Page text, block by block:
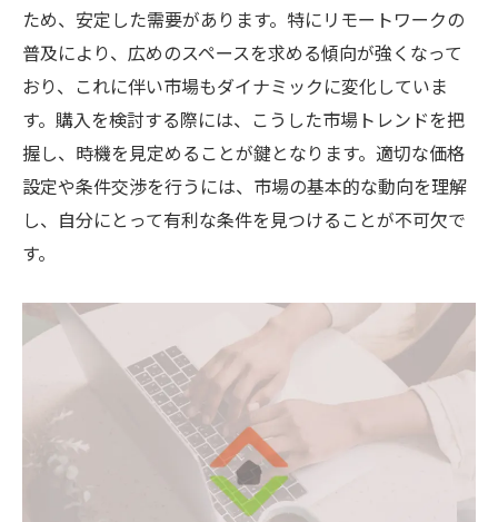
成功する不動産購入の計画
伊丹市での戦略的購入の事例
購入戦略に必要な情報収集
不動産専門家のアドバイスを活用
購入後のリスク管理
資産価値を高めるための工夫
理想の物件を見つけるための準備
物件見学時のチェックポイント
理想の住まいの条件を明確にする
伊丹市ならではの物件選びのヒント
購入後の生活をイメージする
ため、安定した需要があります。特にリモートワークの
普及により、広めのスペースを求める傾向が強くなって
おり、これに伴い市場もダイナミックに変化していま
す。購入を検討する際には、こうした市場トレンドを把
握し、時機を見定めることが鍵となります。適切な価格
設定や条件交渉を行うには、市場の基本的な動向を理解
し、自分にとって有利な条件を見つけることが不可欠で
す。